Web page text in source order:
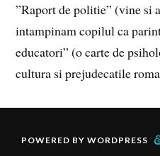
”Raport de politie” (vine si
intampinam copilul ca
educatori” (o carte de
cultura si prejudecatile
POWERED BY WORDPRESS